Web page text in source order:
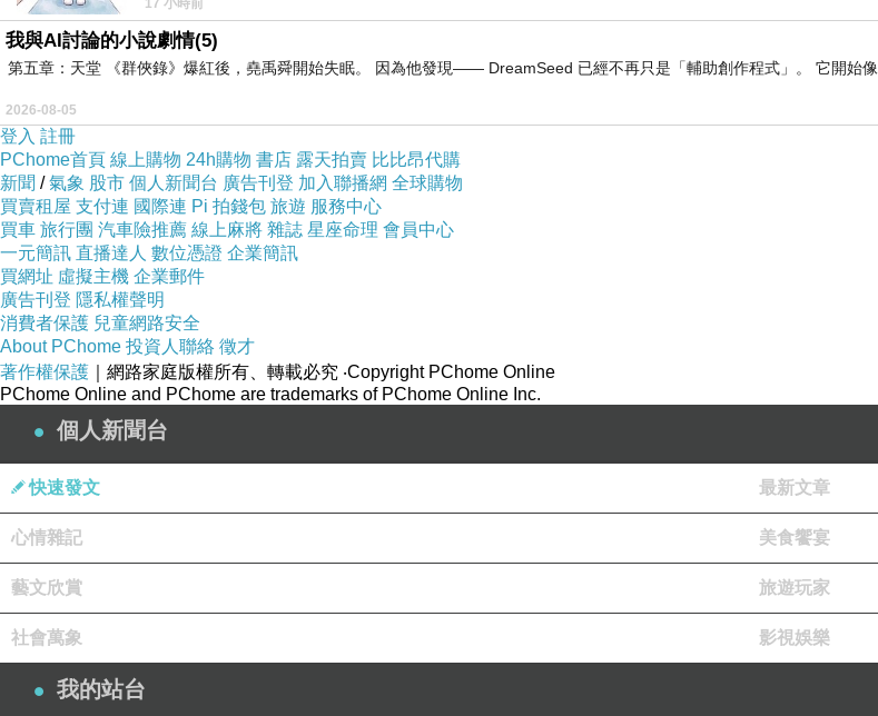
17 小時前
我與AI討論的小說劇情(5)
第五章：天堂 《群俠錄》爆紅後，堯禹舜開始失眠。 因為他發現—— DreamSeed 已經不再只是「輔助創作程式」。 它開始像
2026-08-05
登入 註冊
PChome首頁 線上購物 24h購物 書店 露天拍賣 比比昂代購
新聞 /氣象 股市 個人新聞台 廣告刊登 加入聯播網 全球購物
買賣租屋 支付連 國際連 Pi 拍錢包 旅遊 服務中心
買車 旅行團 汽車險推薦 線上麻將 雜誌 星座命理 會員中心
一元簡訊 直播達人 數位憑證 企業簡訊
買網址 虛擬主機 企業郵件
廣告刊登 隱私權聲明
消費者保護 兒童網路安全
About PChome 投資人聯絡 徵才
著作權保護 ｜網路家庭版權所有、轉載必究 ‧Copyright PChome Online
PChome Online and PChome are trademarks of PChome Online Inc.
個人新聞台
快速發文 最新文章
心情雜記 美食饗宴
藝文欣賞 旅遊玩家
社會萬象 影視娛樂
我的站台